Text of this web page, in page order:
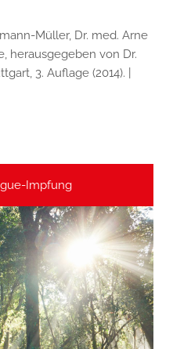
Müller, Dr. med. Arne
herausgegeben von Dr.
3. Auflage (2014). |
Impfung